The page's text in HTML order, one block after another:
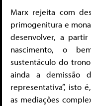
Marx rejeita com
primogenitura e
desenvolver, a
nascimento, o
sustentáculo do
ainda a demissão
representativa”, isto
as mediações